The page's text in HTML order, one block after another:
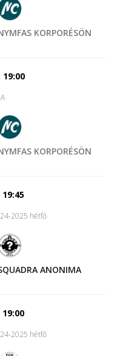
KORPORÉSÖN
19:00
KORPORÉSÖN
19:45
2025 hétfő
ANONIMA
19:00
2025 hétfő